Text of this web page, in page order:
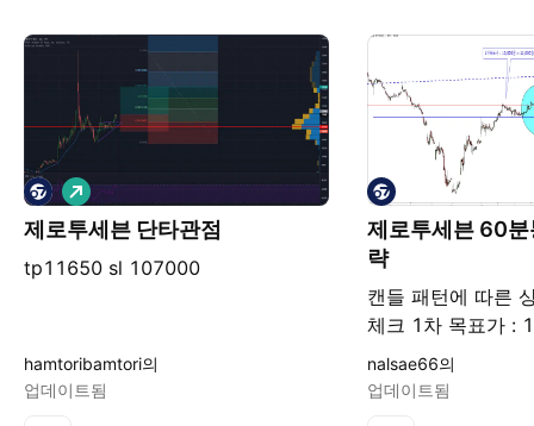
제로투세븐 단타관점
tp11650 sl 107000
롱
hamtoribamtori의
업데이트됨
제로투세븐 60분
략
캔들 패턴에 따른
체크 1차 목표가 :
11,000원
nalsae66의
업데이트됨